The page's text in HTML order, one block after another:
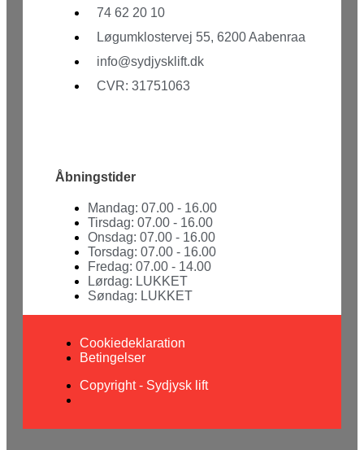
74 62 20 10
Løgumklostervej 55, 6200 Aabenraa
info@sydjysklift.dk
CVR: 31751063
Åbningstider
Mandag: 07.00 - 16.00
Tirsdag: 07.00 - 16.00
Onsdag: 07.00 - 16.00
Torsdag: 07.00 - 16.00
Fredag: 07.00 - 14.00
Lørdag: LUKKET
Søndag: LUKKET
Cookiedeklaration
Betingelser
Copyright - Sydjysk lift